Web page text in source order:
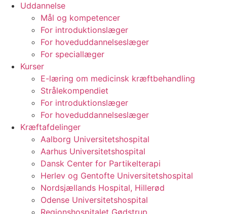
Uddannelse
Mål og kompetencer
For introduktionslæger
For hoveduddannelseslæger
For speciallæger
Kurser
E-læring om medicinsk kræftbehandling
Strålekompendiet
For introduktionslæger
For hoveduddannelseslæger
Kræftafdelinger
Aalborg Universitetshospital
Aarhus Universitetshospital
Dansk Center for Partikelterapi
Herlev og Gentofte Universitetshospital
Nordsjællands Hospital, Hillerød
Odense Universitetshospital
Regionshospitalet Gødstrup